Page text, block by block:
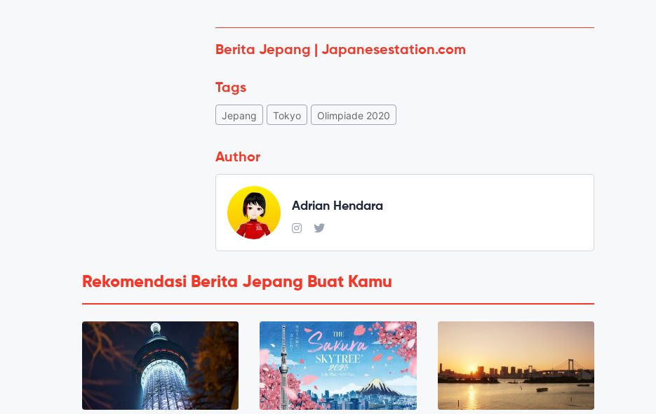
Berita Jepang | Japanesestation.com
Tags
Jepang Tokyo Olimpiade 2020
Author
Adrian Hendara
Rekomendasi Berita Jepang Buat Kamu